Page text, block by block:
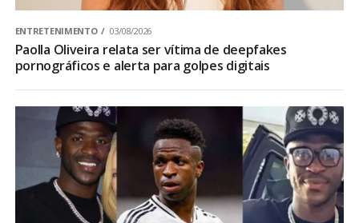
ENTRETENIMENTO 03/08/2026
Paolla Oliveira relata ser vítima de deepfakes
pornográficos e alerta para golpes digitais